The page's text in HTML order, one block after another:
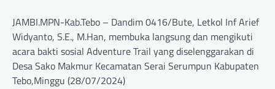
JAMBI.MPN-Kab.Tebo – Dandim 0416/Bute, Letkol Inf Arief
Widyanto, S.E., M.Han, membuka langsung dan mengikuti
acara bakti sosial Adventure Trail yang diselenggarakan di
Desa Sako Makmur Kecamatan Serai Serumpun Kabupaten
Tebo,Minggu (28/07/2024)